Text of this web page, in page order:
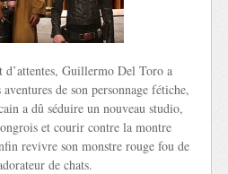
d’attentes, Guillermo Del Toro a
de son personnage fétiche,
a dû séduire un nouveau studio,
et courir contre la montre
revivre son monstre rouge fou de
de chats.